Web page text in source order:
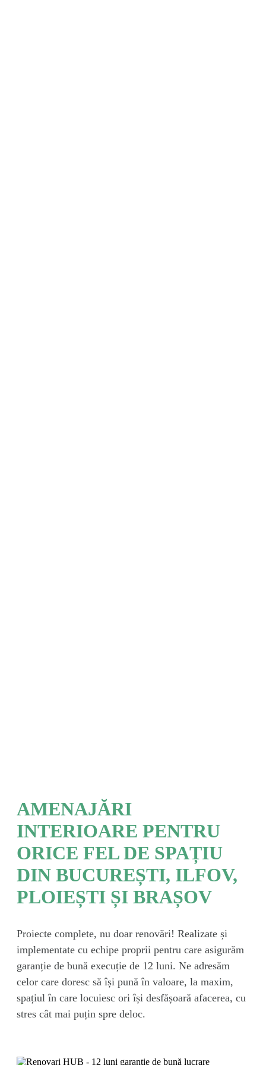
AMENAJĂRI
INTERIOARE PENTRU
ORICE FEL DE SPAȚIU
DIN BUCUREȘTI, ILFOV,
PLOIEȘTI ȘI BRAȘOV
Proiecte complete, nu doar renovări! Realizate și
implementate cu echipe proprii pentru care asigurăm
garanție de bună execuție de 12 luni. Ne adresăm
celor care doresc să își pună în valoare, la maxim,
spațiul în care locuiesc oriîși desfășoară afacerea, cu
stres cât mai puțin spre deloc.